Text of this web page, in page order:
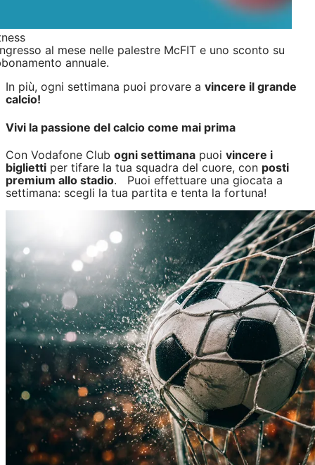
al mese nelle palestre McFIT e uno sconto su
annuale.
In più, ogni settimana puoi provare a vincere il grande
calcio!
Vivi la passione del calcio come mai prima
Con Vodafone Club ogni settimana puoi vincere i
biglietti per tifare la tua squadra del cuore, con posti
premium allo stadio. Puoi effettuare una giocata a
settimana: scegli la tua partita e tenta la fortuna!